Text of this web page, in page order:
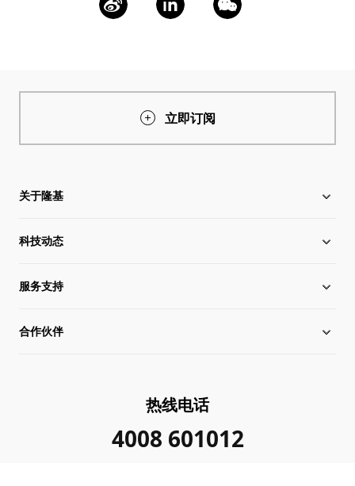
立即订阅
关于隆基
关于隆基
全球化布局
管理层信息
科技动态
硅片价格
行业动态
服务支持
下载中心
合作伙伴
热线电话
4008 601012